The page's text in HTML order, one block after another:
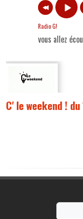
Radio G!
vous allez
C' le weekend !